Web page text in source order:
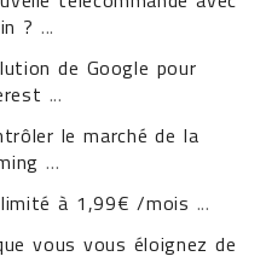
? ...
de Google pour
...
le marché de la
...
à 1,99€ /mois ...
vous vous éloignez de